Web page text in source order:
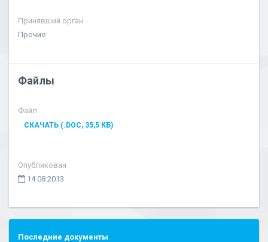
Принявший орган
Прочие
Файлы
Файл
СКАЧАТЬ (.DOC, 35,5 КБ)
Опубликован
14.08.2013
Последние документы